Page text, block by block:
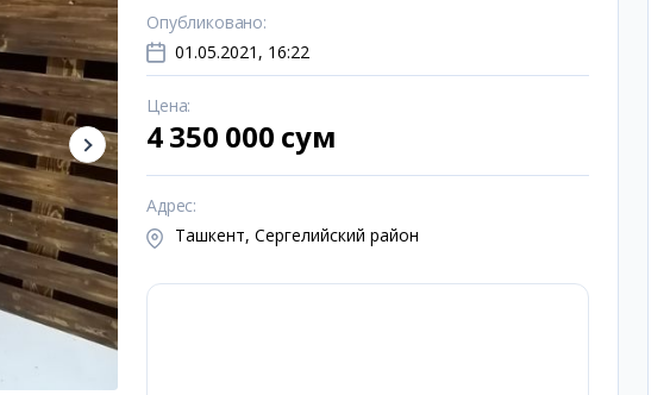
Опубликовано:
01.05.2021, 16:22
Цена:
4 350 000 сум
Адрес:
Ташкент, Сергелийский район